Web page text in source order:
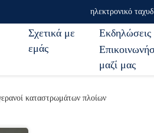
ηλεκτρονικό
Σχετικά με
εμάς
Εκδηλώσεις
μαζί μας
καταστρωμάτων πλοίων